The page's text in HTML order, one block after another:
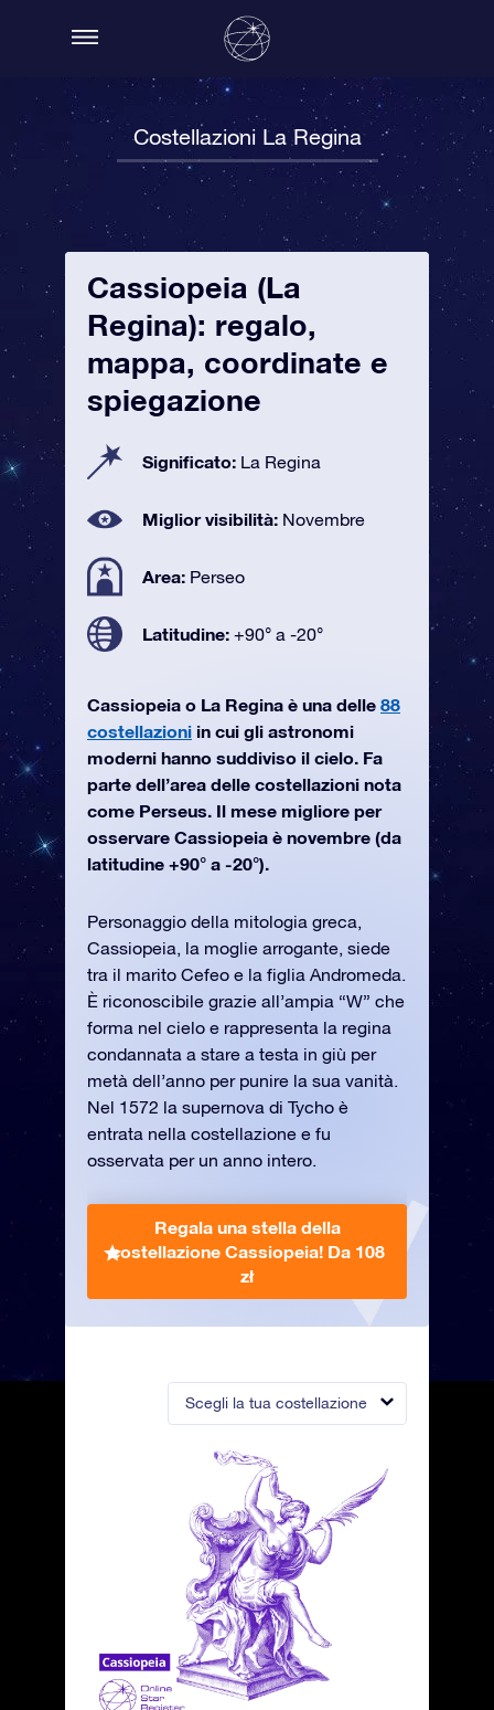
Costellazioni La Regina
Scegli la tua costellazione
Cassiopeia (La
Regina): regalo,
mappa, coordinate e
spiegazione
Significato: La Regina
Miglior visibilità: Novembre
Area: Perseo
Latitudine: +90° a -20°
Cassiopeia o La Regina è una delle 88
costellazioni in cui gli astronomi
moderni hanno suddiviso il cielo. Fa
parte dell’area delle costellazioni nota
come Perseus. Il mese migliore per
osservare Cassiopeia è novembre (da
latitudine +90° a -20°).
Personaggio della mitologia greca,
Cassiopeia, la moglie arrogante, siede
tra il marito Cefeo e la figlia Andromeda.
È riconoscibile grazie all’ampia “W” che
forma nel cielo e rappresenta la regina
condannata a stare a testa in giù per
metà dell’anno per punire la sua vanità.
Nel 1572 la supernova di Tycho è
entrata nella costellazione e fu
osservata per un anno intero.
Regala una stella della
costellazione Cassiopeia! Da 108
zł